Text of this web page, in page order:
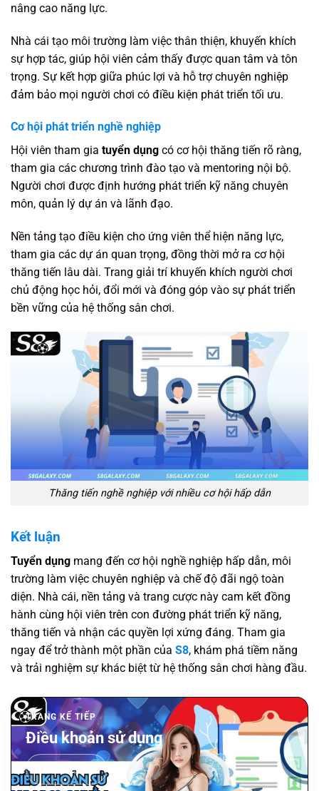
nâng cao năng lực.
Nhà cái tạo môi trường làm việc thân thiện, khuyến khích
sự hợp tác, giúp hội viên cảm thấy được quan tâm và tôn
trọng. Sự kết hợp giữa phúc lợi và hỗ trợ chuyên nghiệp
đảm bảo mọi người chơi có điều kiện phát triển tối ưu.
Cơ hội phát triển nghề nghiệp
Hội viên tham gia tuyển dụng có cơ hội thăng tiến rõ ràng,
tham gia các chương trình đào tạo và mentoring nội bộ.
Người chơi được định hướng phát triển kỹ năng chuyên
môn, quản lý dự án và lãnh đạo.
Nền tảng tạo điều kiện cho ứng viên thể hiện năng lực,
tham gia các dự án quan trọng, đồng thời mở ra cơ hội
thăng tiến lâu dài. Trang giải trí khuyến khích người chơi
chủ động học hỏi, đổi mới và đóng góp vào sự phát triển
bền vững của hệ thống sân chơi.
Thăng tiến nghề nghiệp với nhiều cơ hội hấp dẫn
Kết luận
Tuyển dụng mang đến cơ hội nghề nghiệp hấp dẫn, môi
trường làm việc chuyên nghiệp và chế độ đãi ngộ toàn
diện. Nhà cái, nền tảng và trang cược này cam kết đồng
hành cùng hội viên trên con đường phát triển kỹ năng,
thăng tiến và nhận các quyền lợi xứng đáng. Tham gia
ngay để trở thành một phần của S8, khám phá tiềm năng
và trải nghiệm sự khác biệt từ hệ thống sân chơi hàng đầu.
TRANG KẾ TIẾP
Điều khoản sử dụng
Xem tiếp →